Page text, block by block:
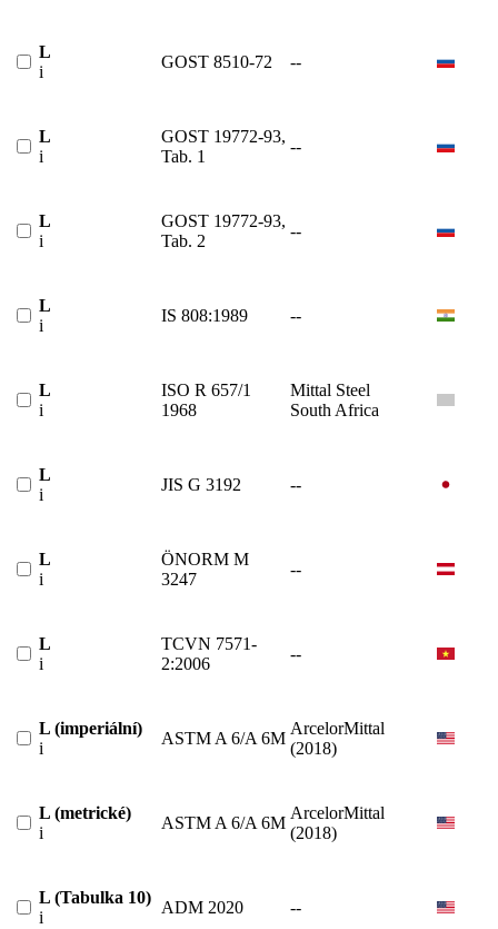
L
i
GOST 8510-72 --
L
i
GOST 19772-93,
Tab. 1
--
L
i
GOST 19772-93,
Tab. 2
--
L
i
IS 808:1989 --
L
i
ISO R 657/1
1968
Mittal Steel
South Africa
L
i
JIS G 3192 --
L
i
ÖNORM M
3247
--
L
i
TCVN 7571-
2:2006
--
L (imperiální)
i
ASTM A 6/A 6M
ArcelorMittal
(2018)
L (metrické)
i
ASTM A 6/A 6M
ArcelorMittal
(2018)
L (Tabulka 10)
i
ADM 2020 --